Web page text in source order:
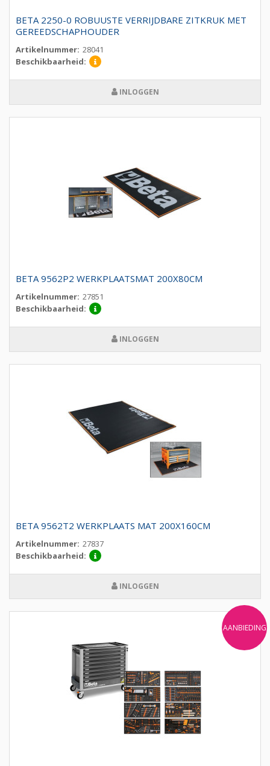
BETA 2250-0 ROBUUSTE VERRIJDBARE ZITKRUK MET
GEREEDSCHAPHOUDER
Artikelnummer: 28041
Beschikbaarheid:
INLOGGEN
BETA 9562P2 WERKPLAATSMAT 200X80CM
Artikelnummer: 27851
Beschikbaarheid:
INLOGGEN
BETA 9562T2 WERKPLAATS MAT 200X160CM
Artikelnummer: 27837
Beschikbaarheid:
INLOGGEN
AANBIEDING